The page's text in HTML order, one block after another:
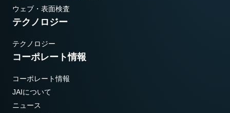
ウェブ・表面検査
テクノロジー
テクノロジー
コーポレート情報
コーポレート情報
JAIについて
ニュース